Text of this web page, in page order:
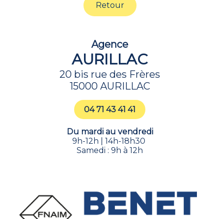
Retour
Agence
AURILLAC
20 bis rue des Frères
15000 AURILLAC
04 71 43 41 41
Du mardi au vendredi
9h-12h | 14h-18h30
Samedi : 9h à 12h